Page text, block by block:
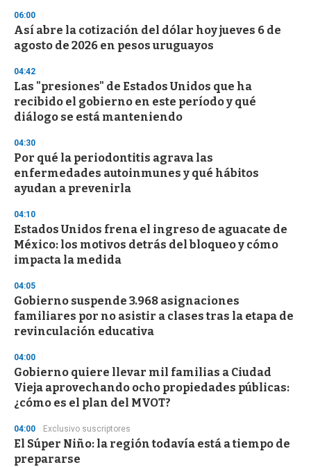
d
s
o
f
3
s
c
o
d
s
06:00
Así abre la cotización del dólar hoy jueves 6 de
agosto de 2026 en pesos uruguayos
04:42
Las "presiones" de Estados Unidos que ha
recibido el gobierno en este período y qué
diálogo se está manteniendo
04:30
Por qué la periodontitis agrava las
enfermedades autoinmunes y qué hábitos
ayudan a prevenirla
04:10
Estados Unidos frena el ingreso de aguacate de
México: los motivos detrás del bloqueo y cómo
impacta la medida
04:05
Gobierno suspende 3.968 asignaciones
familiares por no asistir a clases tras la etapa de
revinculación educativa
04:00
Gobierno quiere llevar mil familias a Ciudad
Vieja aprovechando ocho propiedades públicas:
¿cómo es el plan del MVOT?
04:00 Exclusivo suscriptores
El Súper Niño: la región todavía está a tiempo de
prepararse